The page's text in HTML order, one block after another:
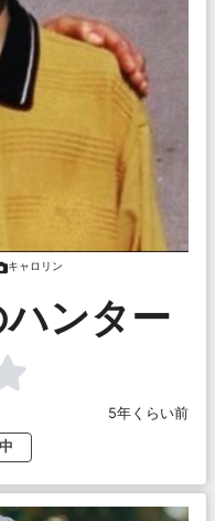
キャロリン
ンター
5年くらい前